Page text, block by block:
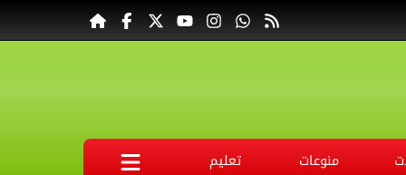
منوعات
تعليم